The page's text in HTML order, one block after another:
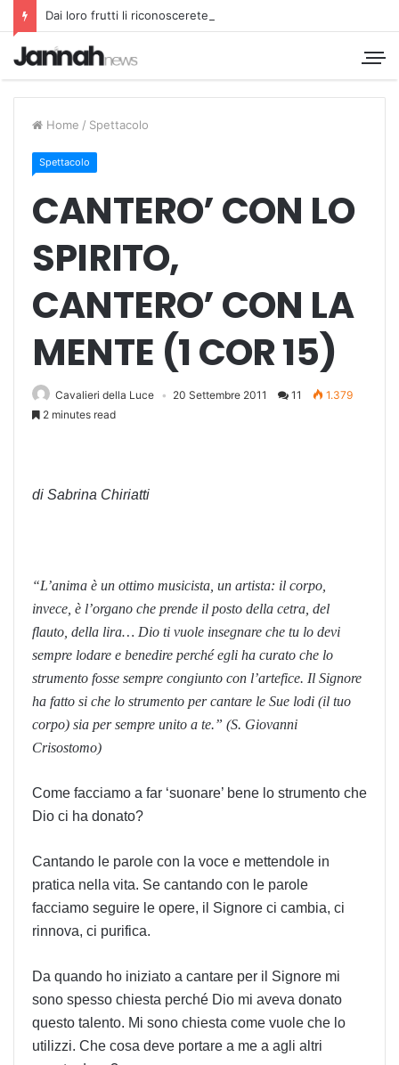
Dai loro frutti li riconoscerete
Home / Spettacolo
Spettacolo
CANTERO’ CON LO
SPIRITO,
CANTERO’ CON LA
MENTE (1 COR 15)
Cavalieri della Luce 20 Settembre 2011 11
1.379
2 minutes read
di Sabrina Chiriatti
“L’anima è un ottimo musicista, un artista: il corpo,
invece, è l’organo che prende il posto della cetra, del
flauto, della lira… Dio ti vuole insegnare che tu lo devi
sempre lodare e benedire perché egli ha curato che lo
strumento fosse sempre congiunto con l’artefice. Il Signore
ha fatto si che lo strumento per cantare le Sue lodi (il tuo
corpo) sia per sempre unito a te.” (S. Giovanni
Crisostomo)
Come facciamo a far ‘suonare’ bene lo strumento che
Dio ci ha donato?
Cantando le parole con la voce e mettendole in
pratica nella vita. Se cantando con le parole
facciamo seguire le opere, il Signore ci cambia, ci
rinnova, ci purifica.
Da quando ho iniziato a cantare per il Signore mi
sono spesso chiesta perché Dio mi aveva donato
questo talento. Mi sono chiesta come vuole che lo
utilizzi. Che cosa deve portare a me a agli altri